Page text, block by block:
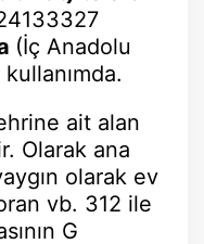
(İç Anadolu
ait alan
Olarak ana
olarak ev
vb. 312 ile
G